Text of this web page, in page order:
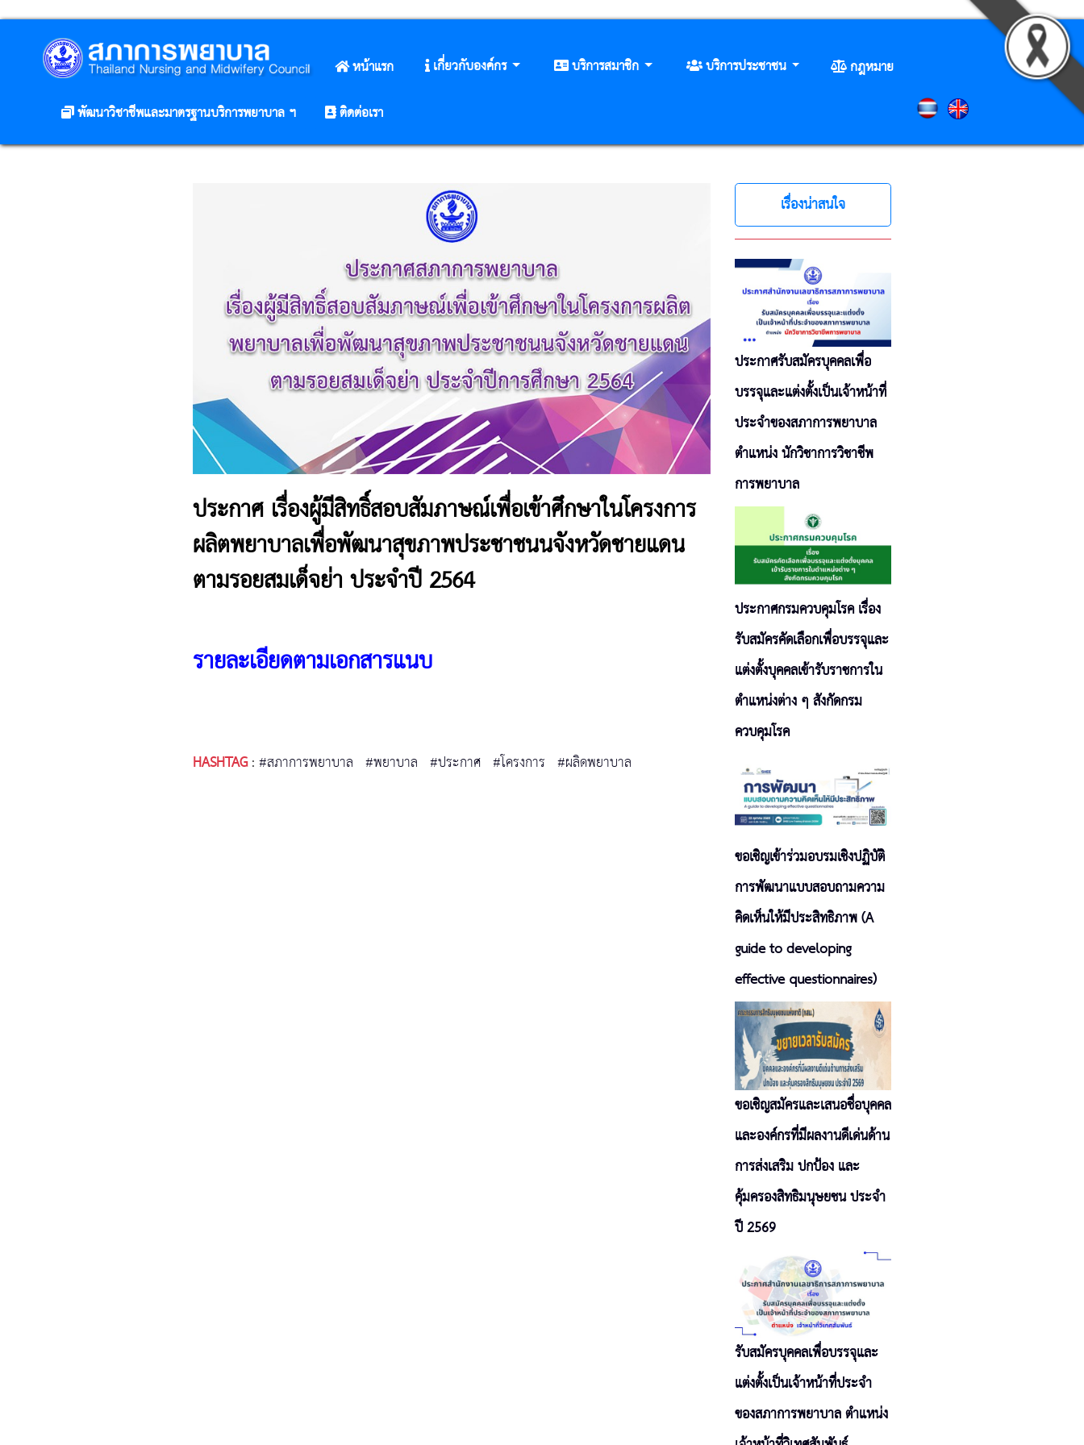
หน้าแรก เกี่ยวกับองค์กร บริการสมาชิก บริการประชาชน
กฎหมาย
พัฒนาวิชาชีพและมาตรฐานบริการพยาบาล ฯ
ติดต่อเรา
ประกาศ เรื่องผู้มีสิทธิ์สอบสัมภาษณ์เพื่อเข้าศึกษาในโครงการ
ผลิตพยาบาลเพื่อพัฒนาสุขภาพประชาชนนจังหวัดชายแดน
ตามรอยสมเด็จย่า ประจำปี 2564
รายละเอียดตามเอกสารแนบ
HASHTAG:#สภาการพยาบาล #พยาบาล #ประกาศ #โครงการ #ผลิดพยาบาล
เรื่องน่าสนใจ
ประกาศรับสมัครบุคคลเพื่อ
บรรจุและแต่งตั้งเป็นเจ้าหน้าที่
ประจำของสภาการพยาบาล
ตำแหน่ง นักวิชาการวิชาชีพ
การพยาบาล
ประกาศกรมควบคุมโรค เรื่อง
รับสมัครคัดเลือกเพื่อบรรจุและ
แต่งตั้งบุคคลเข้ารับราชการใน
ตำแหน่งต่าง ๆ สังกัดกรม
ควบคุมโรค
ขอเชิญเข้าร่วมอบรมเชิงปฏิบัติ
การพัฒนาแบบสอบถามความ
คิดเห็นให้มีประสิทธิภาพ (A
guide to developing
effective questionnaires)
ขอเชิญสมัครและเสนอชื่อบุคคล
และองค์กรที่มีผลงานดีเด่นด้าน
การส่งเสริม ปกป้อง และ
คุ้มครองสิทธิมนุษยชน ประจำ
ปี 2569
รับสมัครบุคคลเพื่อบรรจุและ
แต่งตั้งเป็นเจ้าหน้าที่ประจำ
ของสภาการพยาบาล ตำแหน่ง